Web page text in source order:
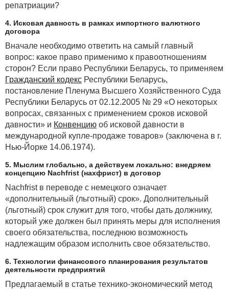
репатриации?
4. Исковая давность в рамках импортного валютного
договора
Вначале необходимо ответить на самый главный
вопрос: какое право применимо к правоотношениям
сторон? Если право Республики Беларусь, то применяем
Гражданский кодекс Республики Беларусь,
постановление Пленума Высшего Хозяйственного Суда
Республики Беларусь от 02.12.2005 № 29 «О некоторых
вопросах, связанных с применением сроков исковой
давности» и Конвенцию об исковой давности в
международной купле-продаже товаров» (заключена в г.
Нью-Йорке 14.06.1974).
5. Мыслим глобально, а действуем локально: внедряем
концепцию Nachfrist (нахфрист) в договор
Nachfrist в переводе с немецкого означает
«дополнительный (льготный) срок». Дополнительный
(льготный) срок служит для того, чтобы дать должнику,
который уже должен был принять меры для исполнения
своего обязательства, последнюю возможность
надлежащим образом исполнить свое обязательство.
6. Технологии финансового планирования результатов
деятельности предприятий
Предлагаемый в статье технико-экономический метод